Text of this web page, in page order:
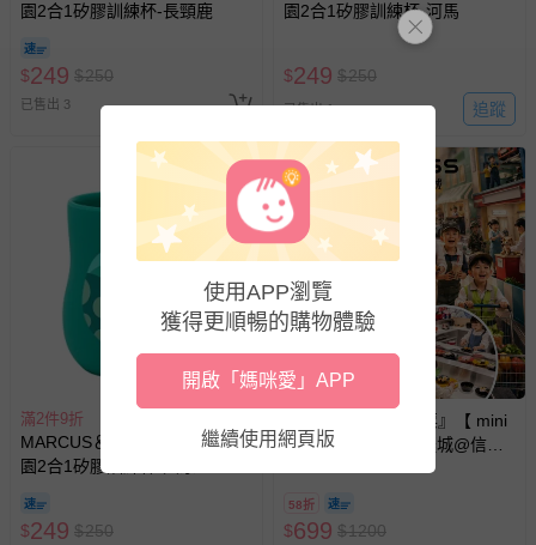
園2合1矽膠訓練杯-長頸鹿
$249 $250
已售出 3
園2合1矽膠訓練杯-河馬
$249 $250
已售出 1 追蹤
滿2件9折
MARCUS＆MARCUS - 動物樂
園2合1矽膠訓練杯-大象
$249 $250
mini boss - 『展期票』【 mini
boss 職感 RPG 模擬城@信義
A11 】2026/7/10-8/30 (電子票
換，依現場梯次安排入場，逾
期作廢) (兒童票(2歲以上)贈一
58折
$699 $1200
使用APP瀏覽
獲得更順暢的購物體驗
開啟「媽咪愛」APP
繼續使用網頁版